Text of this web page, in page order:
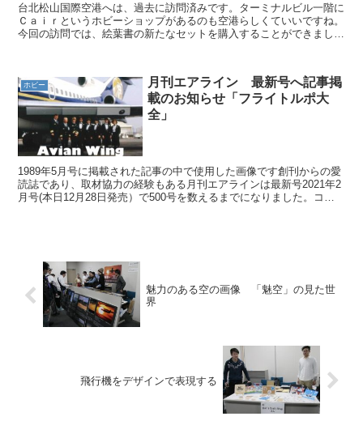
台北松山国際空港へは、過去に訪問済みです。ターミナルビル一階に
Ｃａｉｒというホビーショップがあるのも空港らしくていいですね。
今回の訪問では、絵葉書の新たなセットを購入することができまし
ホビー
月刊エアライン 最新号へ記事掲
載のお知らせ「フライトルポ大
全」
1989年5月号に掲載された記事の中で使用した画像です創刊からの愛
読誌であり、取材協力の経験もある月刊エアラインは最新号2021年2
月号(本日12月28日発売）で500号を数えるまでになりました。コロ
魅力のある空の画像 「魅空」の見た世
界
飛行機をデザインで表現する